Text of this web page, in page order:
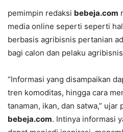
pemimpin redaksi bebeja.com
media online seperti seperti
berbasis agribisnis pertanian
bagi calon dan pelaku
“Informasi yang disampaikan
tren komoditas, hingga cara
tanaman, ikan, dan satwa,” ujar
bebeja.com. Intinya informasi